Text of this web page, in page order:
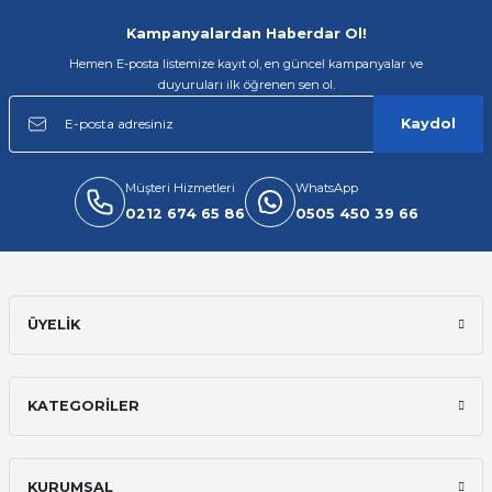
Kampanyalardan Haberdar Ol!
Hemen E-posta listemize kayıt ol, en güncel kampanyalar ve
duyuruları ilk öğrenen sen ol.
Kaydol
Müşteri Hizmetleri
0212 674 65 86
WhatsApp
0505 450 39 66
ÜYELİK
KATEGORİLER
KURUMSAL